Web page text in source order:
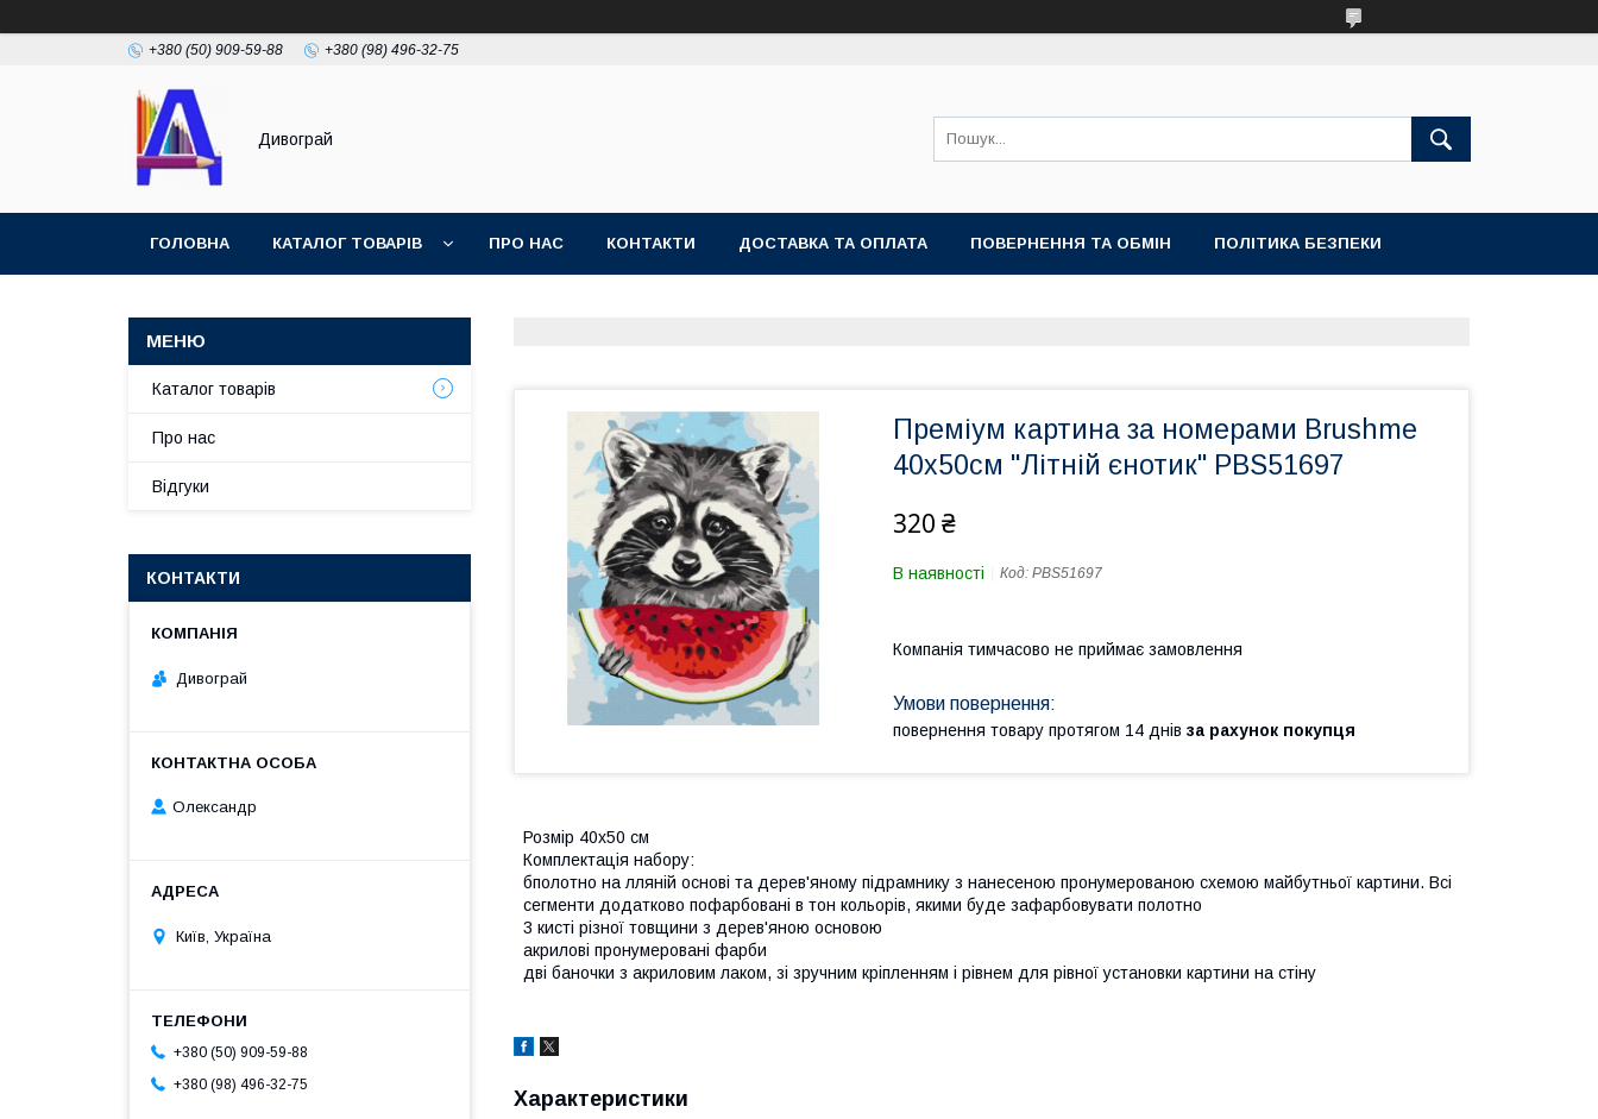
+380 (50) 909-59-88 +380 (98) 496-32-75
Дивограй
ГОЛОВНА КАТАЛОГ ТОВАРІВ ПРО НАС КОНТАКТИ ДОСТАВКА ТА ОПЛАТА ПОВЕРНЕННЯ ТА ОБМІН ПОЛІТИКА БЕЗПЕКИ
Преміум картина за номерами Brushme
40x50см "Літній єнотик" PBS51697
320 ₴
В наявності Код: PBS51697
Компанія тимчасово не приймає замовлення
повернення товару протягом 14 днів за рахунок покупця
Розмір 40x50 см
Комплектація набору:
бполотно на лляній основі та дерев'яному підрамнику з нанесеною пронумерованою схемою майбутньої картини. Всі
сегменти додатково пофарбовані в тон кольорів, якими буде зафарбовувати полотно
3 кисті різної товщини з дерев'яною основою
акрилові пронумеровані фарби
дві баночки з акриловим лаком, зі зручним кріпленням і рівнем для рівної установки картини на стіну
Характеристики
Каталог товарів
Про нас
Відгуки
КОНТАКТИ
Дивограй
Олександр
Київ, Україна
+380 (50) 909-59-88
+380 (98) 496-32-75